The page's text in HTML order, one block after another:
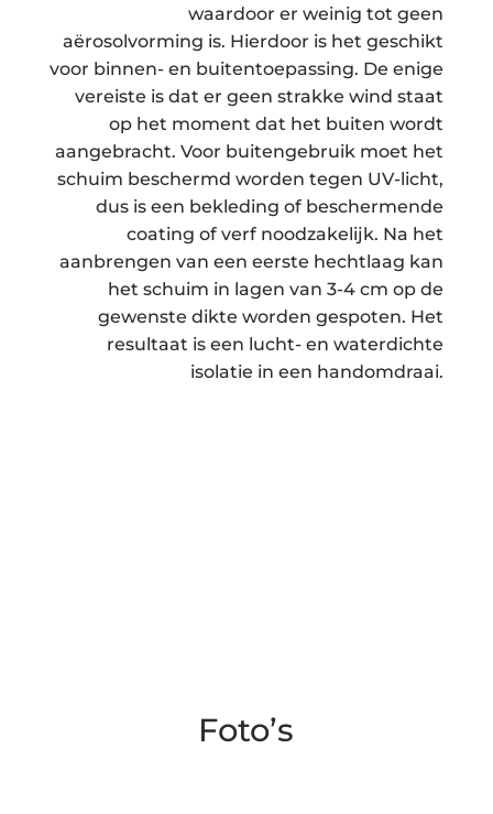
waardoor er weinig tot geen
aërosolvorming is. Hierdoor is het geschikt
voor binnen- en buitentoepassing. De enige
vereiste is dat er geen strakke wind staat
op het moment dat het buiten wordt
aangebracht. Voor buitengebruik moet het
schuim beschermd worden tegen UV-licht,
dus is een bekleding of beschermende
coating of verf noodzakelijk. Na het
aanbrengen van een eerste hechtlaag kan
het schuim in lagen van 3-4 cm op de
gewenste dikte worden gespoten. Het
resultaat is een lucht- en waterdichte
isolatie in een handomdraai.
Foto’s